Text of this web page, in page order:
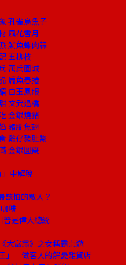
孔雀烏魚子
風花雪月
魷魚螺肉蒜
五柳枝
萬兵圍城
扁魚春捲
白玉鳳眼
文武過橋
金銀燒豬
豬腳魚翅
雞仔豬肚鱉
金銀圓棗
中解脫
該怕的敵人？
啡
普是偉大總統
富翁》之女稱霸桌遊
」 做客人的解憂雜貨店